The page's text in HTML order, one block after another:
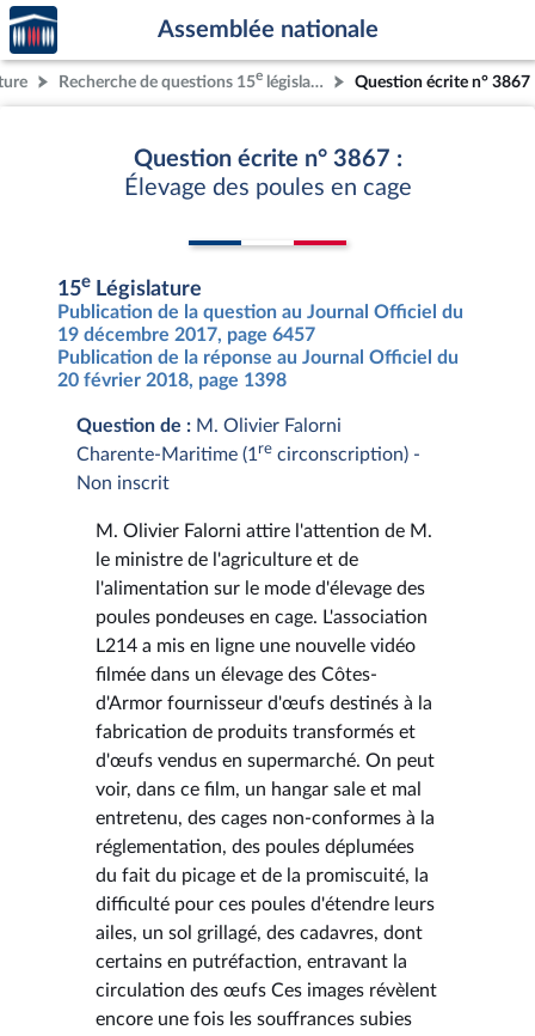
Aller au contenu
Aller en bas de la page
Accèder
à la
page
d'accueil
Assemblée nationale
Recherche de questions 15e législature Question écrite n° 3867
Question écrite n° 3867 :
Élevage des poules en cage
15e Législature
Publication de la question au Journal Officiel du
19 décembre 2017, page 6457
Publication de la réponse au Journal Officiel du
20 février 2018, page 1398
Question de : M. Olivier Falorni
Charente-Maritime (1 re circonscription) -
Non inscrit
M. Olivier Falorni attire l'attention de M.
le ministre de l'agriculture et de
l'alimentation sur le mode d'élevage des
poules pondeuses en cage. L'association
L214 a mis en ligne une nouvelle vidéo
filmée dans un élevage des Côtes-
d'Armor fournisseur d'œufs destinés à la
fabrication de produits transformés et
d'œufs vendus en supermarché. On peut
voir, dans ce film, un hangar sale et mal
entretenu, des cages non-conformes à la
réglementation, des poules déplumées
du fait du picage et de la promiscuité, la
difficulté pour ces poules d'étendre leurs
ailes, un sol grillagé, des cadavres, dont
certains en putréfaction, entravant la
circulation des œufs Ces images révèlent
encore une fois les souffrances subies